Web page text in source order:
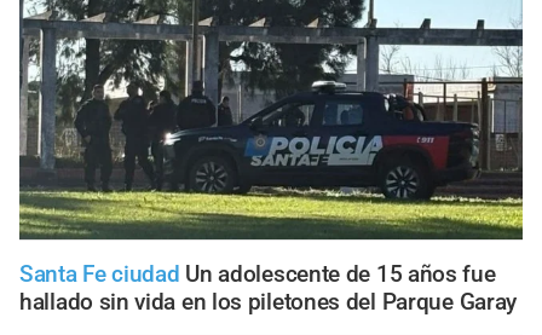
Santa Fe ciudad Un adolescente de 15 años fue
hallado sin vida en los piletones del Parque Garay